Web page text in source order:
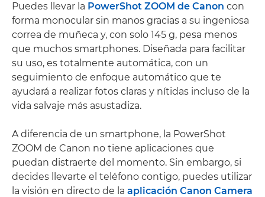
Puedes llevar la PowerShot ZOOM de Canon con
forma monocular sin manos gracias a su ingeniosa
correa de muñeca y, con solo 145 g, pesa menos
que muchos smartphones. Diseñada para facilitar
su uso, es totalmente automática, con un
seguimiento de enfoque automático que te
ayudará a realizar fotos claras y nítidas incluso de la
vida salvaje más asustadiza.
A diferencia de un smartphone, la PowerShot
ZOOM de Canon no tiene aplicaciones que
puedan distraerte del momento. Sin embargo, si
decides llevarte el teléfono contigo, puedes utilizar
la visión en directo de la aplicación Canon Camera